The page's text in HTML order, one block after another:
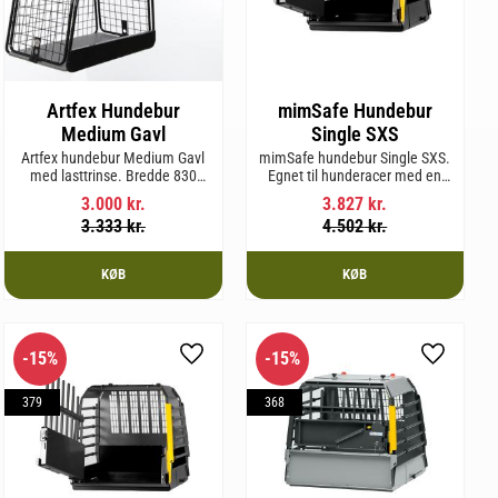
Artfex Hundebur
Medium Gavl
Artfex hundebur Medium Gavl
med lasttrinse. Bredde 830
mm, Højde 675 mm, Dybde 495
mm og vægt 20,1 kg.
3.000kr.
3.333kr.
KØB
mimSafe Hundebur
Single SXS
mimSafe hundebur Single SXS.
Egnet til hunderacer med en
skulderhøjde på op til 52 cm.
3.827 kr.
4.502kr.
KØB
favorit
15%
379
Gem som favorit
15%
368
Gem